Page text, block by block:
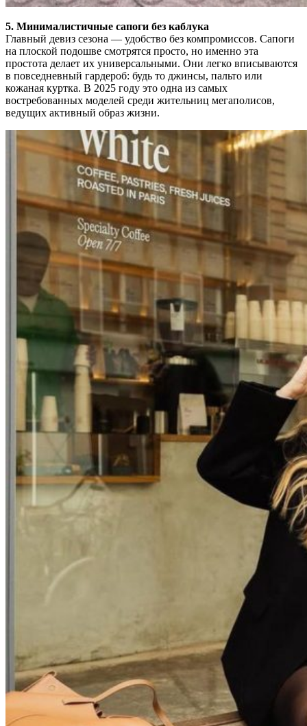
5. Минималистичные сапоги без каблука
Главный девиз сезона — удобство без компромиссов. Сапоги
на плоской подошве смотрятся просто, но именно эта
простота делает их универсальными. Они легко вписываются
в повседневный гардероб: будь то джинсы, пальто или
кожаная куртка. В 2025 году это одна из самых
востребованных моделей среди жительниц мегаполисов,
ведущих активный образ жизни.